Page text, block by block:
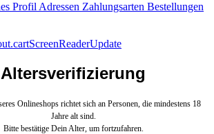
Profil Adressen Zahlungsarten Bestellungen
Altersverifizierung
Onlineshops richtet sich an Personen, die mindestens 18
Jahre alt sind.
Bitte bestätige Dein Alter, um fortzufahren.